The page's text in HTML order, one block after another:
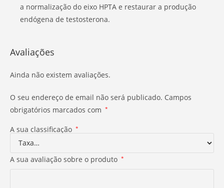
a normalização do eixo HPTA e restaurar a produção
endógena de testosterona.
Avaliações
Ainda não existem avaliações.
O seu endereço de email não será publicado. Campos
obrigatórios marcados com *
A sua classificação *
A sua avaliação sobre o produto *